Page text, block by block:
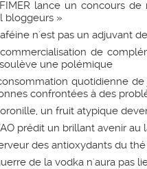
lance un concours
bloggeurs »
n'est pas un adjuvant
de
une polémique
quotidienne
confrontées à des
un fruit atypique
prédit un brillant avenir au
des antioxydants du thé
de la vodka n'aura pas